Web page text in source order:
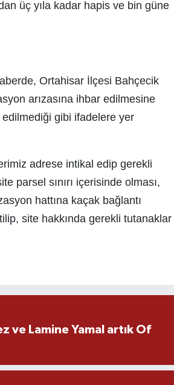
üç yıla kadar hapis ve bin güne
Ortahisar İlçesi Bahçecik
arızasına ihbar edilmesine
gibi ifadelere yer
adrese intikal edip gerekli
parsel sınırı içerisinde olması,
hattına kaçak bağlantı
site hakkında gerekli tutanaklar
ve Lamine Yamal artık Of